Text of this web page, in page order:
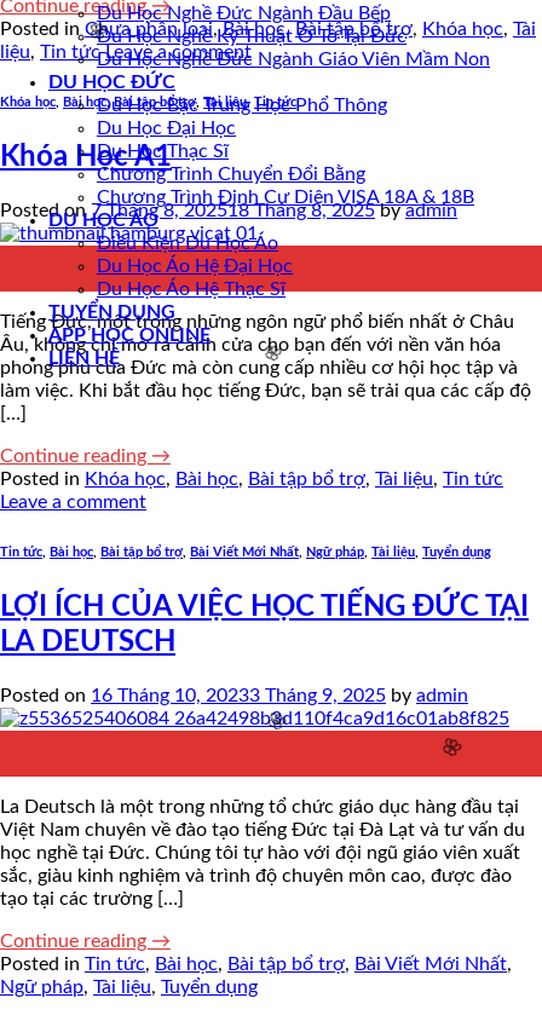
🌸
🌸
Du Học Nghề Đức Ngành Đầu Bếp
Du Học Nghề Kỹ Thuật Ô Tô Tại Đức
Du Học Nghề Đức Ngành Giáo Viên Mầm Non
DU HỌC ĐỨC
Du Học Bậc Trung Học Phổ Thông
Du Học Đại Học
Du Học Thạc Sĩ
Chương Trình Chuyển Đổi Bằng
Chương Trình Định Cư Diện VISA 18A & 18B
DU HỌC ÁO
Điều Kiện Du Học Áo
Du Học Áo Hệ Đại Học
Du Học Áo Hệ Thạc Sĩ
TUYỂN DỤNG
APP HỌC ONLINE
LIÊN HỆ
Continue reading→
Posted inChưa phân loại,Bài học, Bài tập bổ trợ, Khóa học, Tài
liệu, Tin tức Leave a comment
Khóa học, Bài học,Bài tập bổ trợ, Tài liệu, Tin tức
Khóa Học A1
Posted on7 Tháng 8, 202518 Tháng 8, 2025byadmin
Tiếng Đức, một trong những ngôn ngữ phổ biến nhất ở Châu
Âu, không chỉ mở ra cánh cửa cho bạn đến với nền văn hóa
phong phú của Đức mà còn cung cấp nhiều cơ hội học tập và
làm việc. Khi bắt đầu học tiếng Đức, bạn sẽ trải qua các cấp độ
[…]
Continue reading →
Posted in Khóa học, Bài học, Bài tập bổ trợ, Tài liệu, Tin tức
Leave a comment
Tin tức Bài học Bài tập bổ trợ Bài Viết Mới Nhất Ngữ pháp Tài liệu Tuyển dụng
LỢI ÍCH CỦA VIỆC HỌC TIẾNG ĐỨC TẠI
LA DEUTSCH
Posted on 16 Tháng 10, 20233 Tháng 9, 2025 by admin
La Deutsch là một trong những tổ chức giáo dục hàng đầu tại
Việt Nam chuyên về đào tạo tiếng Đức tại Đà Lạt và tư vấn du
học nghề tại Đức. Chúng tôi tự hào với đội ngũ giáo viên xuất
sắc, giàu kinh nghiệm và trình độ chuyên môn cao, được đào
tạo tại các trường […]
Continue reading →
Posted in Tin tức, Bài học, Bài tập bổ trợ, Bài Viết Mới Nhất,
Ngữ pháp, Tài liệu, Tuyển dụng